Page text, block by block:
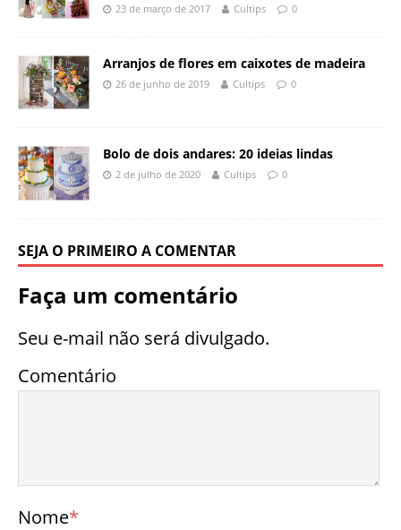
23 de março de 2017 Cultips 0
Arranjos de flores em caixotes de madeira
26 de junho de 2019 Cultips 0
Bolo de dois andares: 20 ideias lindas
2 de julho de 2020 Cultips 0
SEJA O PRIMEIRO A COMENTAR
Faça um comentário
Seu e-mail não será divulgado.
Comentário
Nome*